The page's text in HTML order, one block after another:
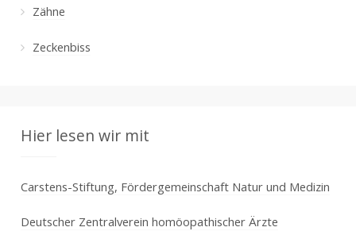
Zähne
Zeckenbiss
Hier lesen wir mit
Carstens-Stiftung, Fördergemeinschaft Natur und Medizin
Deutscher Zentralverein homöopathischer Ärzte